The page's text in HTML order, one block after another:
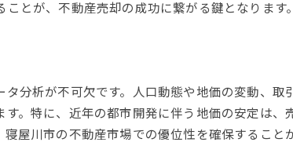
とが、不動産売却の成功に繋がる鍵となります。
分析が不可欠です。人口動態や地価の変動、取
。特に、近年の都市開発に伴う地価の安定は、
屋川市の不動産市場での優位性を確保すること